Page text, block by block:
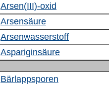
Arsen(III)-oxid
Arsensäure
Arsenwasserstoff
Aspariginsäure
Bärlappsporen